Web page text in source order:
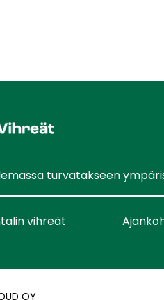
turvatakseen
vihreät
OY